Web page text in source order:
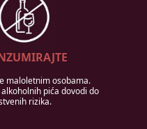
maloletnim osobama.
pića dovodi do
rizika.